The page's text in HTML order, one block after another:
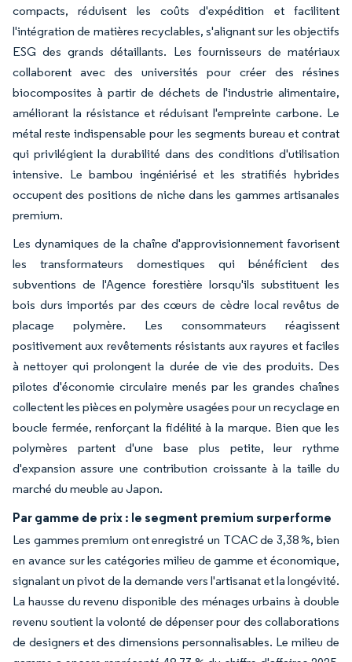
compacts, réduisent les coûts d'expédition et facilitent
l'intégration de matières recyclables, s'alignant sur les objectifs
ESG des grands détaillants. Les fournisseurs de matériaux
collaborent avec des universités pour créer des résines
biocomposites à partir de déchets de l'industrie alimentaire,
améliorant la résistance et réduisant l'empreinte carbone. Le
métal reste indispensable pour les segments bureau et contrat
qui privilégient la durabilité dans des conditions d'utilisation
intensive. Le bambou ingéniérisé et les stratifiés hybrides
occupent des positions de niche dans les gammes artisanales
premium.
Les dynamiques de la chaîne d'approvisionnement favorisent
les transformateurs domestiques qui bénéficient des
subventions de l'Agence forestière lorsqu'ils substituent les
bois durs importés par des cœurs de cèdre local revêtus de
placage polymère. Les consommateurs réagissent
positivement aux revêtements résistants aux rayures et faciles
à nettoyer qui prolongent la durée de vie des produits. Des
pilotes d'économie circulaire menés par les grandes chaînes
collectent les pièces en polymère usagées pour un recyclage en
boucle fermée, renforçant la fidélité à la marque. Bien que les
polymères partent d'une base plus petite, leur rythme
d'expansion assure une contribution croissante à la taille du
marché du meuble au Japon.
Par gamme de prix : le segment premium surperforme
Les gammes premium ont enregistré un TCAC de 3,38 %, bien
en avance sur les catégories milieu de gamme et économique,
signalant un pivot de la demande vers l'artisanat et la longévité.
La hausse du revenu disponible des ménages urbains à double
revenu soutient la volonté de dépenser pour des collaborations
de designers et des dimensions personnalisables. Le milieu de